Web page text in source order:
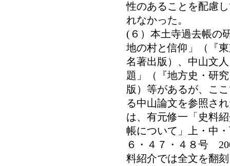
性のあることを配慮
れなかった。
(６）本土寺過去帳の
地の村と信仰」（『
名著出版）、中山文
題」（『地方史・研
版）等があるが、こ
る中山論文を参照さ
は、有元修一「史料
帳について」上・中
６・４７・４８号
料紹介では全文を翻